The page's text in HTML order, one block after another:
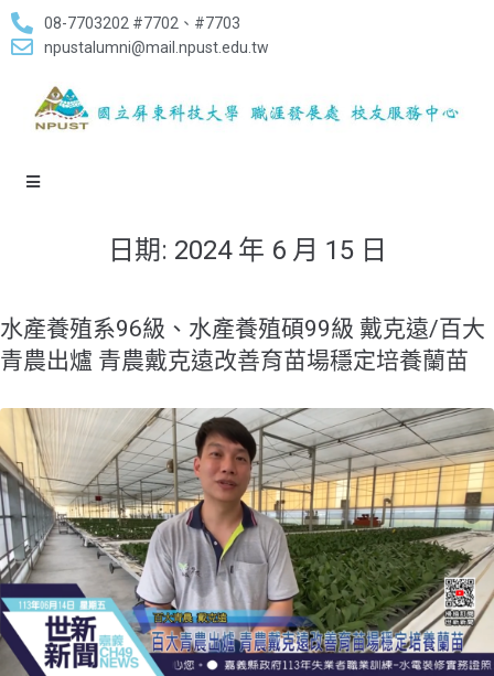
08-7703202 #7702、#7703
npustalumni@mail.npust.edu.tw
日期: 2024 年 6 月 15 日
水產養殖系96級、水產養殖碩99級 戴克遠/百大
青農出爐 青農戴克遠改善育苗場穩定培養蘭苗